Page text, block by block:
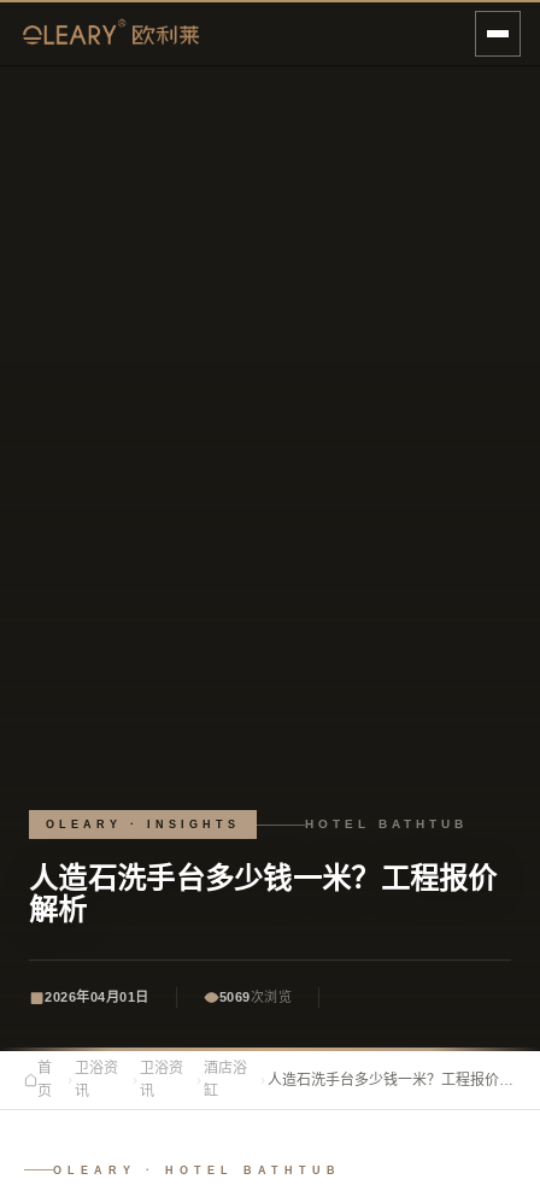
OLEARY · INSIGHTS HOTEL BATHTUB
人造石洗手台多少钱一米？工程报价
解析
2026年04月01日 5069次浏览
首
页
›
卫浴资
讯
›
卫浴资
讯
›
酒店浴
缸
› 人造石洗手台多少钱一米？工程报价解
OLEARY · HOTEL BATHTUB